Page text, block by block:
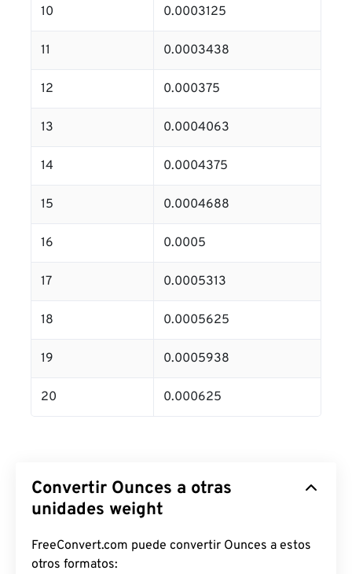
10 0.0003125
11 0.0003438
12 0.000375
13 0.0004063
14 0.0004375
15 0.0004688
16 0.0005
17 0.0005313
18 0.0005625
19 0.0005938
20 0.000625
Convertir Ounces a otras
unidades weight
FreeConvert.com puede convertir Ounces a estos
otros formatos: